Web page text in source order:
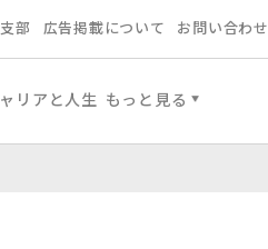
部 広告掲載について お問い合わせ
リアと人生 もっと見る